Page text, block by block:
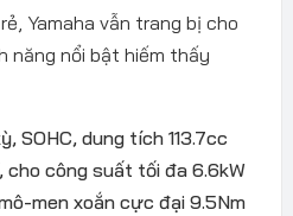
Yamaha vẫn trang bị cho
năng nổi bật hiếm thấy
SOHC, dung tích 113.7cc
cho công suất tối đa 6.6kW
men xoắn cực đại 9.5Nm